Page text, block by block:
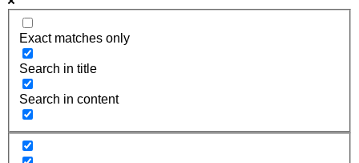
Exact matches only
Search in title
Search in content